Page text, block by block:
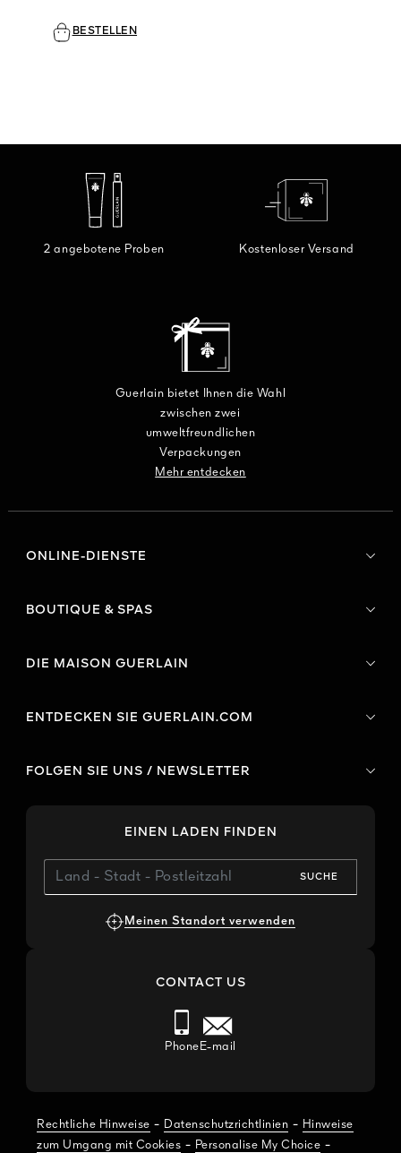
BESTELLEN
2 angebotene Proben Kostenloser Versand
Guerlain bietet Ihnen die Wahl
zwischen zwei
umweltfreundlichen
Verpackungen
Mehr entdecken
ONLINE-DIENSTE
BOUTIQUE & SPAS
DIE MAISON GUERLAIN
ENTDECKEN SIE GUERLAIN.COM
FOLGEN SIE UNS / NEWSLETTER
EINEN LADEN FINDEN
SUCHE
Meinen Standort verwenden
CONTACT US
Phone E-mail
Rechtliche Hinweise - Datenschutzrichtlinien - Hinweise
zum Umgang mit Cookies - Personalise My Choice -